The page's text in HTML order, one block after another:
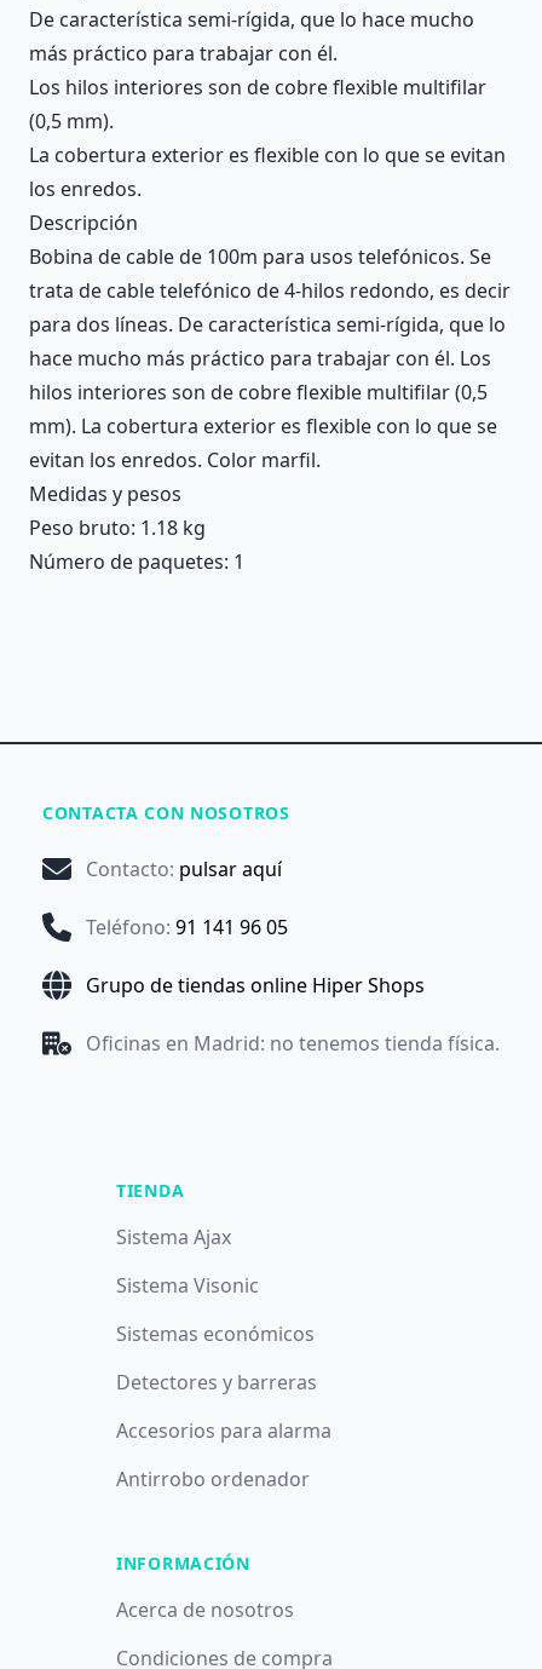
De característica semi-rígida, que lo hace mucho
más práctico para trabajar con él.
Los hilos interiores son de cobre flexible multifilar
(0,5 mm).
La cobertura exterior es flexible con lo que se evitan
los enredos.
Descripción
Bobina de cable de 100m para usos telefónicos. Se
trata de cable telefónico de 4-hilos redondo, es decir
para dos líneas. De característica semi-rígida, que lo
hace mucho más práctico para trabajar con él. Los
hilos interiores son de cobre flexible multifilar (0,5
mm). La cobertura exterior es flexible con lo que se
evitan los enredos. Color marfil.
Medidas y pesos
Peso bruto: 1.18 kg
Número de paquetes: 1
CONTACTA CON NOSOTROS
Contacto: pulsar aquí
Teléfono: 91 141 96 05
Grupo de tiendas online Hiper Shops
Oficinas en Madrid: no tenemos tienda física.
TIENDA
Sistema Ajax
Sistema Visonic
Sistemas económicos
Detectores y barreras
Accesorios para alarma
Antirrobo ordenador
INFORMACIÓN
Acerca de nosotros
Condiciones de compra